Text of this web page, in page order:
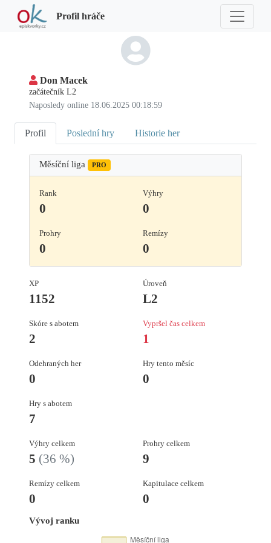
Profil hráče
Don Macek
začátečník L2
Naposledy online 18.06.2025 00:18:59
Profil Poslední hry Historie her
Měsíční liga PRO
Rank
0
Výhry
0
Prohry
0
Remízy
0
XP
1152
Úroveň
L2
Skóre s abotem
2
Vypršel čas celkem
1
Odehraných her
0
Hry tento měsíc
0
Hry s abotem
7
Výhry celkem
5 (36 %)
Prohry celkem
9
Remízy celkem
0
Kapitulace celkem
0
Vývoj ranku